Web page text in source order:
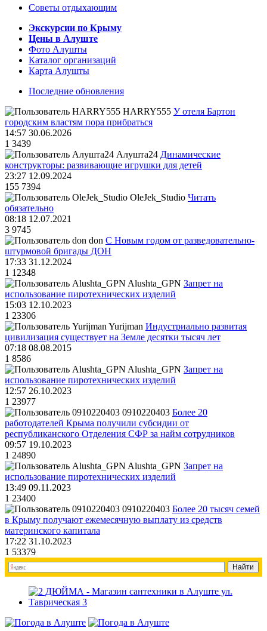
Советы отдыхающим
Экскурсии по Крыму
Цены в Алуште
Фото Алушты
Каталог организаций
Карта Алушты
Последние обновления
HARRY555 У отеля Бартон
городским властям пора прибраться
14:57 30.06.2026
1 3439
Алушта24 Динамические
конструкторы: развивающие игрушки для детей
23:27 12.09.2024
155 7394
OleJek_Studio Читать
обязательно
08:18 12.07.2021
3 9745
don С Новым годом от разведовательно-
штурмовой бригады ДОН
17:33 31.12.2024
1 12348
Alushta_GPN Запрет на
использование пиротехнических изделий
15:03 12.10.2023
1 23306
Yurijman Индустриально развитая
цивилизация существует на Земле десятки тысяч лет
07:18 08.08.2015
1 8586
Alushta_GPN Запрет на
использование пиротехнических изделий
12:57 26.10.2023
1 23977
0910220403 Более 20
работодателей Крыма получили субсидии от
республиканского Отделения СФР за найм сотрудников
09:57 19.10.2023
1 24890
Alushta_GPN Запрет на
использование пиротехнических изделий
13:49 09.11.2023
1 23400
0910220403 Более 20 тысяч семей
в Крыму получают ежемесячную выплату из средств
материнского капитала
17:22 31.10.2023
1 53379